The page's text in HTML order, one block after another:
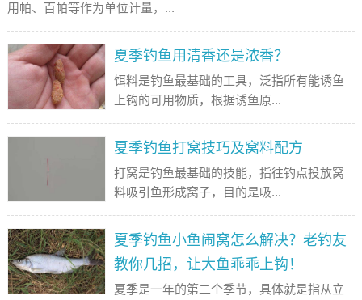
用帕、百帕等作为单位计量，...
夏季钓鱼用清香还是浓香？
饵料是钓鱼最基础的工具，泛指所有能诱鱼
上钩的可用物质，根据诱鱼原...
夏季钓鱼打窝技巧及窝料配方
打窝是钓鱼最基础的技能，指往钓点投放窝
料吸引鱼形成窝子，目的是吸...
夏季钓鱼小鱼闹窝怎么解决？老钓友
教你几招，让大鱼乖乖上钩！
夏季是一年的第二个季节，具体就是指从立